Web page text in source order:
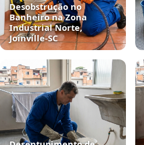
Desobstrução no
Banheiro na Zona
Industrial Norte,
Joinville‑SC